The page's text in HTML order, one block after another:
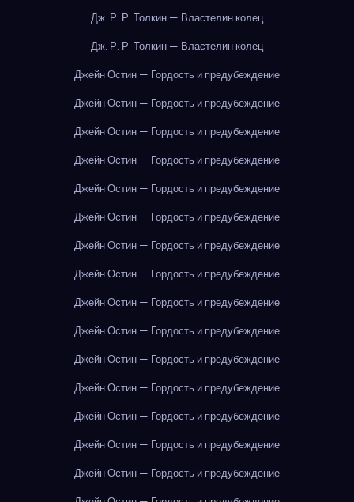
Дж. Р. Р. Толкин — Властелин колец
Дж. Р. Р. Толкин — Властелин колец
Джейн Остин — Гордость и предубеждение
Джейн Остин — Гордость и предубеждение
Джейн Остин — Гордость и предубеждение
Джейн Остин — Гордость и предубеждение
Джейн Остин — Гордость и предубеждение
Джейн Остин — Гордость и предубеждение
Джейн Остин — Гордость и предубеждение
Джейн Остин — Гордость и предубеждение
Джейн Остин — Гордость и предубеждение
Джейн Остин — Гордость и предубеждение
Джейн Остин — Гордость и предубеждение
Джейн Остин — Гордость и предубеждение
Джейн Остин — Гордость и предубеждение
Джейн Остин — Гордость и предубеждение
Джейн Остин — Гордость и предубеждение